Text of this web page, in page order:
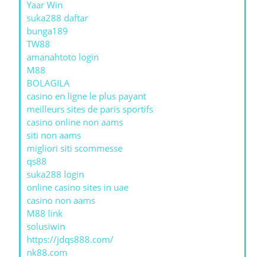
Yaar Win
suka288 daftar
bunga189
TW88
amanahtoto login
M88
BOLAGILA
casino en ligne le plus payant
meilleurs sites de paris sportifs
casino online non aams
siti non aams
migliori siti scommesse
qs88
suka288 login
online casino sites in uae
casino non aams
M88 link
solusiwin
https://jdqs888.com/
nk88.com